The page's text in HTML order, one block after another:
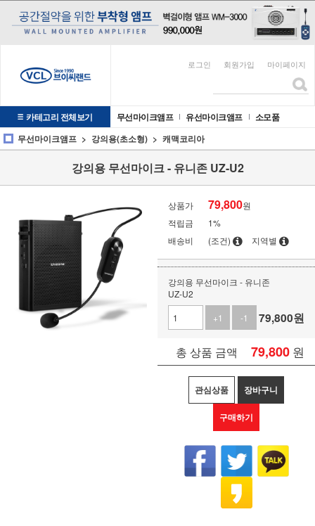
로그인 회원가입 마이페이지
카테고리 전체보기 무선마이크앰프 유선마이크앰프
소모품
무선마이크앰프
강의용(초소형) 캐맥코리아
강의용 무선마이크 - 유니존 UZ-U2
상품가 79,800원
적립금
1%
배송비
(조건) 지역별
강의용 무선마이크 - 유니존
UZ-U2
+1
-1 79,800원
총 상품 금액 79,800 원
관심상품 장바구니
구매하기